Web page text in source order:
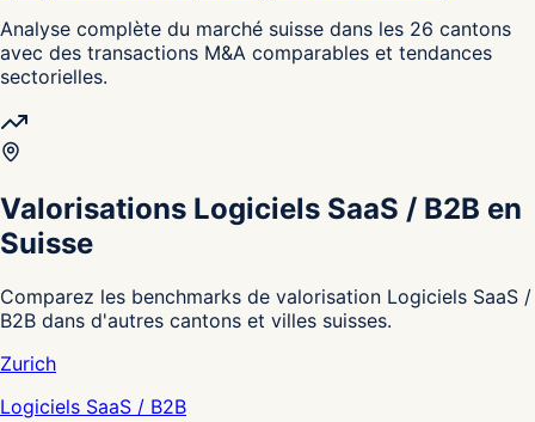
Analyse complète du marché suisse dans les 26 cantons
avec des transactions M&A comparables et tendances
sectorielles.
Valorisations Logiciels SaaS / B2B en
Suisse
Comparez les benchmarks de valorisation Logiciels SaaS /
B2B dans d'autres cantons et villes suisses.
Zurich
Logiciels SaaS / B2B